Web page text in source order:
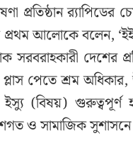
প্রতিষ্ঠান র‌্যাপিডের
আলোকে বলেন,
সরবরাহকারী দেশের
পেতে শ্রম অধিকার,
(বিষয়) গুরুত্বপূর্ণ
ও সামাজিক